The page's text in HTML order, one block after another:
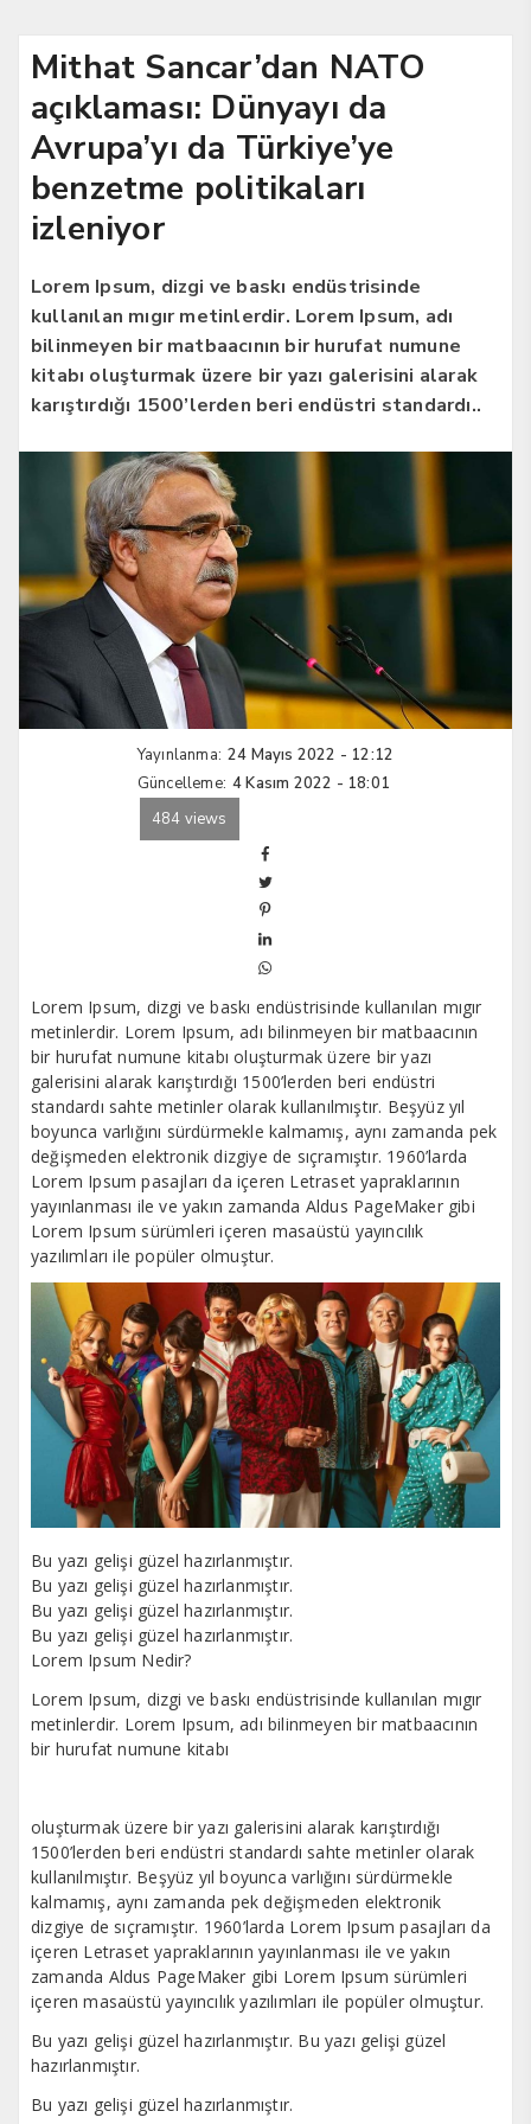
Mithat Sancar’dan NATO
açıklaması: Dünyayı da
Avrupa’yı da Türkiye’ye
benzetme politikaları
izleniyor
Lorem Ipsum, dizgi ve baskı endüstrisinde
kullanılan mıgır metinlerdir. Lorem Ipsum, adı
bilinmeyen bir matbaacının bir hurufat numune
kitabı oluşturmak üzere bir yazı galerisini alarak
karıştırdığı 1500’lerden beri endüstri standardı..
Yayınlanma: 24 Mayıs 2022 - 12:12
Güncelleme: 4 Kasım 2022 - 18:01
484 views
Lorem Ipsum, dizgi ve baskı endüstrisinde kullanılan mıgır
metinlerdir. Lorem Ipsum, adı bilinmeyen bir matbaacının
bir hurufat numune kitabı oluşturmak üzere bir yazı
galerisini alarak karıştırdığı 1500’lerden beri endüstri
standardı sahte metinler olarak kullanılmıştır. Beşyüz yıl
boyunca varlığını sürdürmekle kalmamış, aynı zamanda pek
değişmeden elektronik dizgiye de sıçramıştır. 1960’larda
Lorem Ipsum pasajları da içeren Letraset yapraklarının
yayınlanması ile ve yakın zamanda Aldus PageMaker gibi
Lorem Ipsum sürümleri içeren masaüstü yayıncılık
yazılımları ile popüler olmuştur.
Bu yazı gelişi güzel hazırlanmıştır.
Bu yazı gelişi güzel hazırlanmıştır.
Bu yazı gelişi güzel hazırlanmıştır.
Bu yazı gelişi güzel hazırlanmıştır.
Lorem Ipsum Nedir?
Lorem Ipsum, dizgi ve baskı endüstrisinde kullanılan mıgır
metinlerdir. Lorem Ipsum, adı bilinmeyen bir matbaacının
bir hurufat numune kitabı
oluşturmak üzere bir yazı galerisini alarak karıştırdığı
1500’lerden beri endüstri standardı sahte metinler olarak
kullanılmıştır. Beşyüz yıl boyunca varlığını sürdürmekle
kalmamış, aynı zamanda pek değişmeden elektronik
dizgiye de sıçramıştır. 1960’larda Lorem Ipsum pasajları da
içeren Letraset yapraklarının yayınlanması ile ve yakın
zamanda Aldus PageMaker gibi Lorem Ipsum sürümleri
içeren masaüstü yayıncılık yazılımları ile popüler olmuştur.
Bu yazı gelişi güzel hazırlanmıştır. Bu yazı gelişi güzel
hazırlanmıştır.
Bu yazı gelişi güzel hazırlanmıştır.